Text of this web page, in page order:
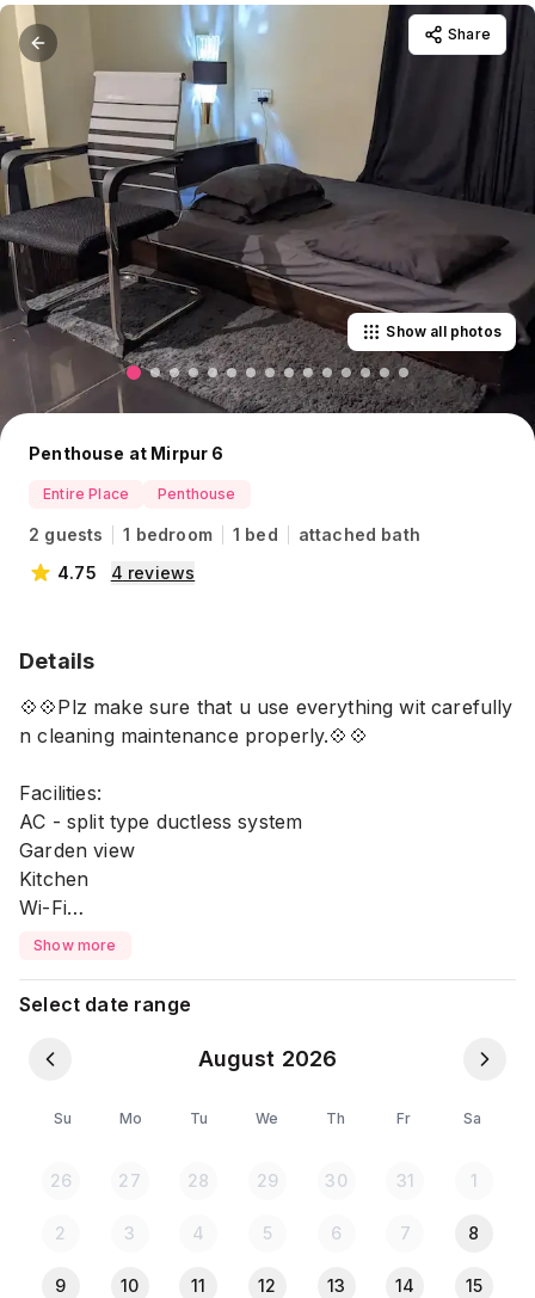
Share
Show all photos
Penthouse at Mirpur 6
Entire Place Penthouse
2 guests 1 bedroom 1 bed
attached bath
4.75
4 reviews
Details
💠💠Plz make sure that u use everything wit carefully
n cleaning maintenance properly.💠💠
Facilities:
AC - split type ductless system
Garden view
Kitchen
Wi-Fi
Dedicated workspace
TV
Fire Extinguisher
Private patio or balcony
when they check in.
Show more
Select date range
August 2026
Su Mo Tu We Th Fr Sa
26 27 28 29 30 31 1
2 3 4 5 6 7 8
9 10 11 12 13 14 15